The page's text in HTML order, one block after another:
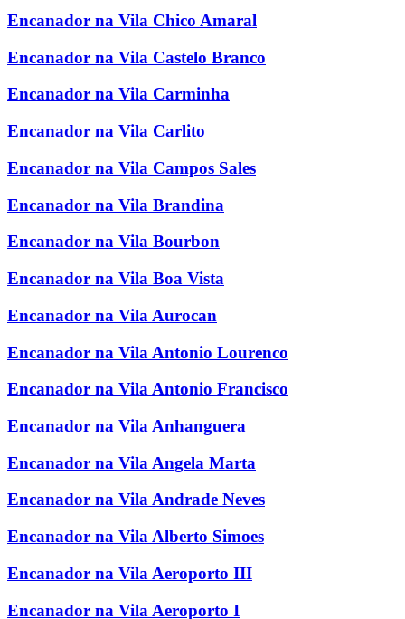
Encanador na Vila Chico Amaral
Encanador na Vila Castelo Branco
Encanador na Vila Carminha
Encanador na Vila Carlito
Encanador na Vila Campos Sales
Encanador na Vila Brandina
Encanador na Vila Bourbon
Encanador na Vila Boa Vista
Encanador na Vila Aurocan
Encanador na Vila Antonio Lourenco
Encanador na Vila Antonio Francisco
Encanador na Vila Anhanguera
Encanador na Vila Angela Marta
Encanador na Vila Andrade Neves
Encanador na Vila Alberto Simoes
Encanador na Vila Aeroporto III
Encanador na Vila Aeroporto I